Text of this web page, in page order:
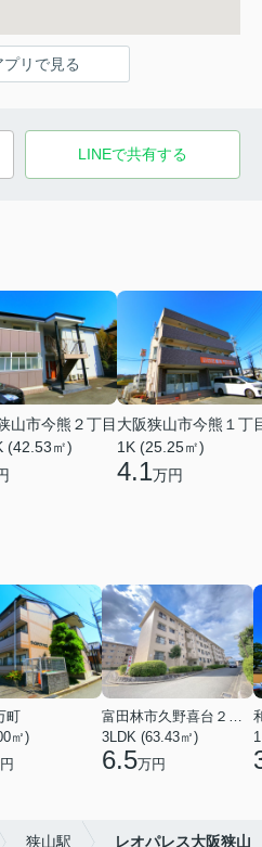
プリで見る
LINEで共有する
山市今熊２丁目
(42.53㎡)
大阪狭山市今熊１丁
1K (25.25㎡)
4.1万円
町
㎡)
富田林市久野喜台２丁目
3LDK (63.43㎡)
6.5万円
狭山駅 レオパレス大阪狭山